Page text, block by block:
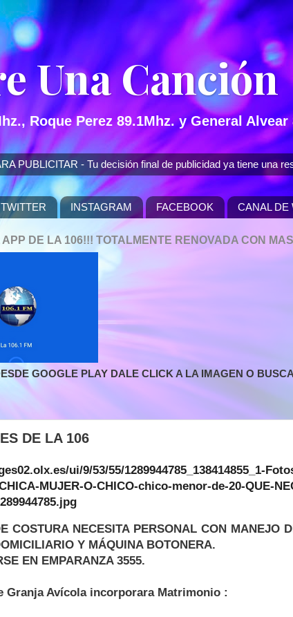
Una Canción
Roque Perez 89.1Mhz. y General Alvear
PUBLICITAR - Tu decisión final de publicidad ya tiene una
TWITTER INSTAGRAM FACEBOOK CANAL DE
DE LA 106!!! TOTALMENTE RENOVADA CON
GOOGLE PLAY DALE CLICK A LA IMAGEN O
DE LA 106
COSTURA NECESITA PERSONAL CON MANEJO
Y MÁQUINA BOTONERA.
EN EMPARANZA 3555.
Granja Avícola incorporara Matrimonio :